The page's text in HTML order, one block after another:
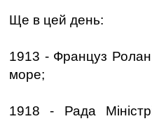
Ще в цей день:
1913 - Француз
море;
1918 - Рада